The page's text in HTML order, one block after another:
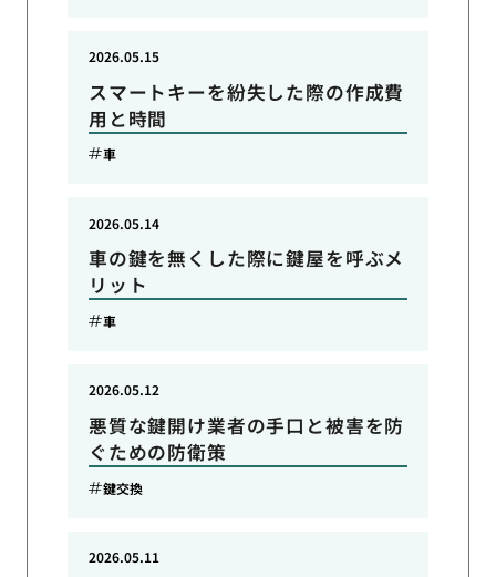
スマートキーを紛失した際の作成費
用と時間
2026.05.15
車
車の鍵を無くした際に鍵屋を呼ぶメ
リット
2026.05.14
車
悪質な鍵開け業者の手口と被害を防
ぐための防衛策
2026.05.12
鍵交換
2026.05.11